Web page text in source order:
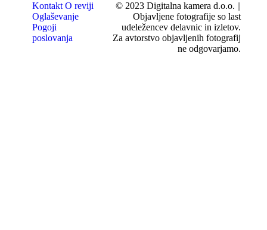
Kontakt O reviji
Oglaševanje
Pogoji
poslovanja
© 2023 Digitalna kamera d.o.o. ||
Objavljene fotografije so last
udeležencev delavnic in izletov.
Za avtorstvo objavljenih fotografij
ne odgovarjamo.